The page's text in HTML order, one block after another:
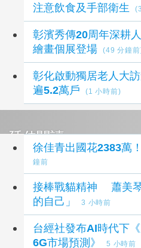
注意飲食及手部衛生
彰濱秀傳20周年深耕
繪畫個展登場
(49 分鐘
彰化啟動獨居老人大
遍5.2萬戶
(1 小時前)
延伸閱讀
徐佳青出國花2383萬
鐘前
接棒戰貓精神 蕭美
的自己」
3 小時前
台經社發布AI時代下
6G市場預測》
5 小時前